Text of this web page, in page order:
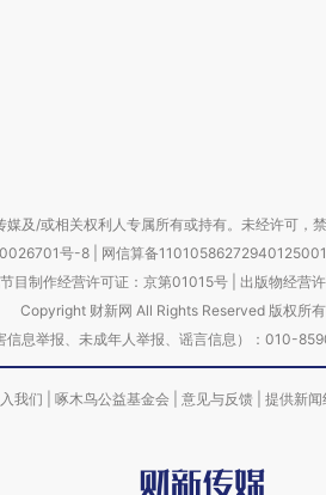
及/或相关权利人专属所有或持有。未经许可，
号-8 网信算备
目制作经营许可证：京第01015号| 出版物经营
Copyright 财新网 All Rights Reserved 版权所
信息举报、未成年人举报、谣言信息）：010-
我们 啄木鸟公益基金会 意见与反馈 提供新闻